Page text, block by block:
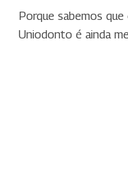
Porque sabemos
Uniodonto é ainda